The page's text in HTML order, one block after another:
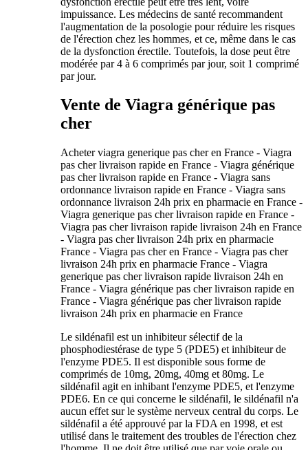
impuissance. Les médecins de santé recommandent
l'augmentation de la posologie pour réduire les risques
de l'érection chez les hommes, et ce, même dans le cas
de la dysfonction érectile. Toutefois, la dose peut être
modérée par 4 à 6 comprimés par jour, soit 1 comprimé
par jour.
Vente de Viagra générique pas
cher
Acheter viagra generique pas cher en France - Viagra
pas cher livraison rapide en France - Viagra générique
pas cher livraison rapide en France - Viagra sans
ordonnance livraison rapide en France - Viagra sans
ordonnance livraison 24h prix en pharmacie en France -
Viagra generique pas cher livraison rapide en France -
Viagra pas cher livraison rapide livraison 24h en France
- Viagra pas cher livraison 24h prix en pharmacie
France - Viagra pas cher en France - Viagra pas cher
livraison 24h prix en pharmacie France - Viagra
generique pas cher livraison rapide livraison 24h en
France - Viagra générique pas cher livraison rapide en
France - Viagra générique pas cher livraison rapide
livraison 24h prix en pharmacie en France
Le sildénafil est un inhibiteur sélectif de la
phosphodiestérase de type 5 (PDE5) et inhibiteur de
l'enzyme PDE5. Il est disponible sous forme de
comprimés de 10mg, 20mg, 40mg et 80mg. Le
sildénafil agit en inhibant l'enzyme PDE5, et l'enzyme
PDE6. En ce qui concerne le sildénafil, le sildénafil n'a
aucun effet sur le système nerveux central du corps. Le
sildénafil a été approuvé par la FDA en 1998, et est
utilisé dans le traitement des troubles de l'érection chez